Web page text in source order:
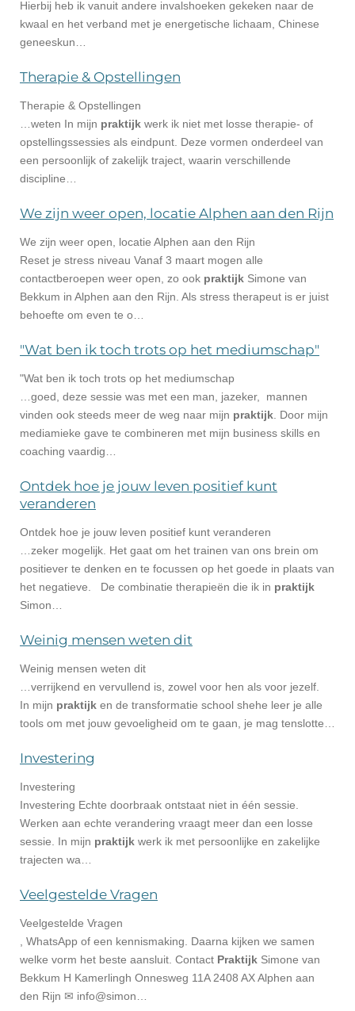
Hierbij heb ik vanuit andere invalshoeken gekeken naar de
kwaal en het verband met je energetische lichaam, Chinese
geneeskun…
Therapie & Opstellingen
Therapie & Opstellingen
…weten In mijn praktijk werk ik niet met losse therapie- of
opstellingssessies als eindpunt. Deze vormen onderdeel van
een persoonlijk of zakelijk traject, waarin verschillende
discipline…
We zijn weer open, locatie Alphen aan den Rijn
We zijn weer open, locatie Alphen aan den Rijn
Reset je stress niveau Vanaf 3 maart mogen alle
contactberoepen weer open, zo ook praktijk Simone van
Bekkum in Alphen aan den Rijn. Als stress therapeut is er juist
behoefte om even te o…
"Wat ben ik toch trots op het mediumschap"
"Wat ben ik toch trots op het mediumschap
…goed, deze sessie was met een man, jazeker, mannen
vinden ook steeds meer de weg naar mijn praktijk. Door mijn
mediamieke gave te combineren met mijn business skills en
coaching vaardig…
Ontdek hoe je jouw leven positief kunt
veranderen
Ontdek hoe je jouw leven positief kunt veranderen
…zeker mogelijk. Het gaat om het trainen van ons brein om
positiever te denken en te focussen op het goede in plaats van
het negatieve. De combinatie therapieën die ik in praktijk
Simon…
Weinig mensen weten dit
Weinig mensen weten dit
…verrijkend en vervullend is, zowel voor hen als voor jezelf.
In mijn praktijk en de transformatie school shehe leer je alle
tools om met jouw gevoeligheid om te gaan, je mag tenslotte…
Investering
Investering
Investering Echte doorbraak ontstaat niet in één sessie.
Werken aan echte verandering vraagt meer dan een losse
sessie. In mijn praktijk werk ik met persoonlijke en zakelijke
trajecten wa…
Veelgestelde Vragen
Veelgestelde Vragen
, WhatsApp of een kennismaking. Daarna kijken we samen
welke vorm het beste aansluit. Contact Praktijk Simone van
Bekkum H Kamerlingh Onnesweg 11A 2408 AX Alphen aan
den Rijn ✉ info@simon…